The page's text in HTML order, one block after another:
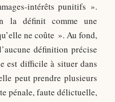
intérêts punitifs ».
la définit comme une
ne coûte ». Au fond,
définition précise
est difficile à situer dans
peut prendre plusieurs
pénale, faute délictuelle,